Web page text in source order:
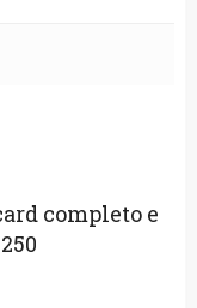
completo e